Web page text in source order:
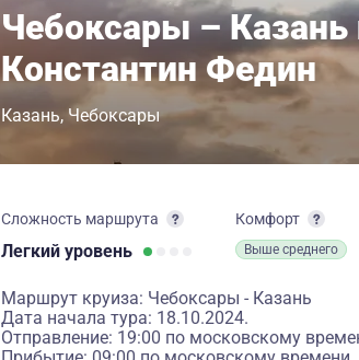
Чебоксары – Казань
Константин Федин
Казань Чебоксары
Сложность маршрута
Легкий уровень
Комфорт
Выше среднего
Маршрут круиза: Чебоксары - Казань
Дата начала тура: 18.10.2024.
Отправление: 19:00 по московскому